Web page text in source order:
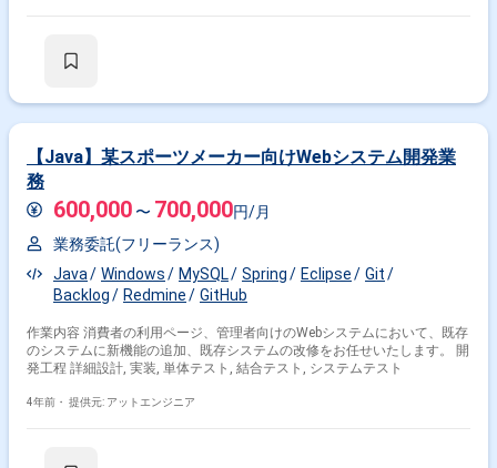
【Java】某スポーツメーカー向けWebシステム開発業
務
600,000 〜 700,000円/月
業務委託(フリーランス)
Java
Windows MySQL Spring Eclipse
Git
Backlog
Redmine GitHub
作業内容 消費者の利用ページ、管理者向けのWebシステムにおいて、既存
のシステムに新機能の追加、既存システムの改修をお任せいたします。 開
発工程 詳細設計, 実装, 単体テスト, 結合テスト, システムテスト
4年前・ 提供元: アットエンジニア